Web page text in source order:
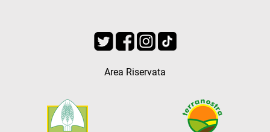
Area Riservata